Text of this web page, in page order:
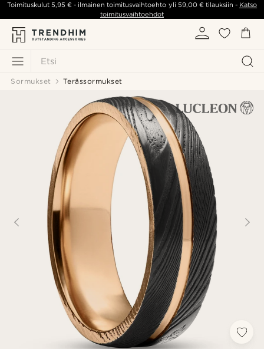
Etsi
Toimituskulut5,95 € - ilmainen toimitusvaihtoehto yli 59,00 €tilauksiin - Katso
toimitusvaihtoehdot
Sormukset Terässormukset